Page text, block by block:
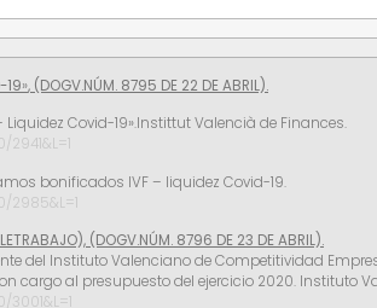
19», (DOGV.NÚM. 8795 DE 22 DE ABRIL).
Covid-19».Instittut Valencià de Finances.
bonificados IVF – liquidez Covid-19.
(DOGV.NÚM. 8796 DE 23 DE ABRIL).
del Instituto Valenciano de Competitividad
cargo al presupuesto del ejercicio 2020.